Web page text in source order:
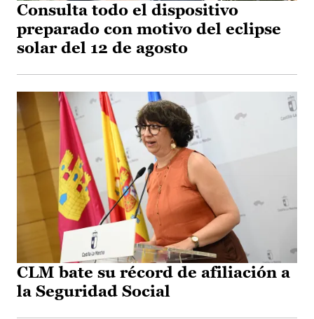
Consulta todo el dispositivo
preparado con motivo del eclipse
solar del 12 de agosto
CLM bate su récord de afiliación a
la Seguridad Social